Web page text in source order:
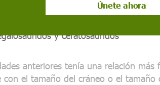
con una marcada reducción de
carcharodontosáuridos
y ceratosáuridos
anteriores tenía una relación más
el tamaño del cráneo o el tamaño